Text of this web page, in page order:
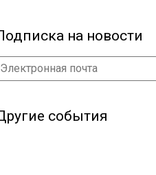
на новости
события